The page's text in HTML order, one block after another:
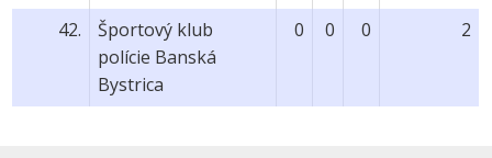
42.
Športový klub
polície Banská
Bystrica
0 0 0 2